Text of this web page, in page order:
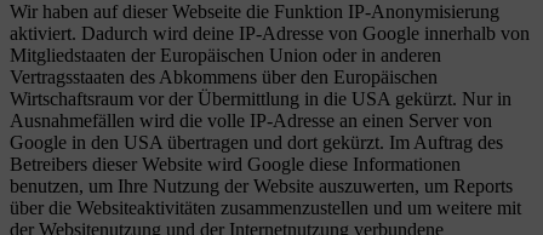
Wir haben auf dieser Webseite die Funktion IP-Anonymisierung
aktiviert. Dadurch wird deine IP-Adresse von Google innerhalb von
Mitgliedstaaten der Europäischen Union oder in anderen
Vertragsstaaten des Abkommens über den Europäischen
Wirtschaftsraum vor der Übermittlung in die USA gekürzt. Nur in
Ausnahmefällen wird die volle IP-Adresse an einen Server von
Google in den USA übertragen und dort gekürzt. Im Auftrag des
Betreibers dieser Website wird Google diese Informationen
benutzen, um Ihre Nutzung der Website auszuwerten, um Reports
über die Websiteaktivitäten zusammenzustellen und um weitere mit
der Websitenutzung und der Internetnutzung verbundene